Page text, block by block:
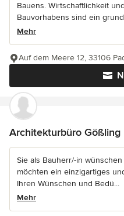
Bauens. Wirtschaftlichkeit
Bauvorhabens sind ein
Mehr
Auf dem Meere 12, 33106
Architekturbüro Gößling
Sie als Bauherr/-in
möchten ein einzigartiges
Ihren Wünschen und Bedü...
Mehr